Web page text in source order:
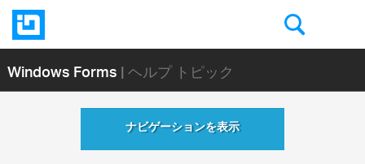
Windows Forms| ヘルプ トピック
ナビゲーションを表示